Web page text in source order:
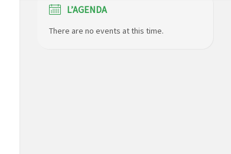
L’AGENDA
There are no events at this time.